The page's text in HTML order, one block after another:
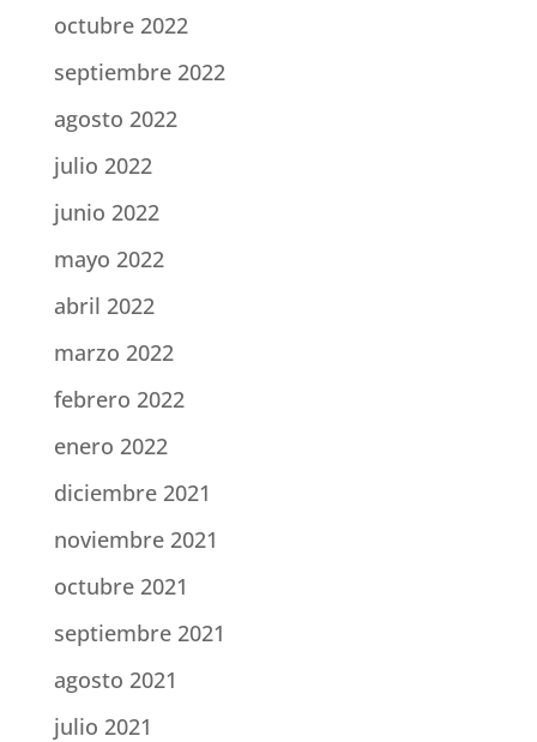
octubre 2022
septiembre 2022
agosto 2022
julio 2022
junio 2022
mayo 2022
abril 2022
marzo 2022
febrero 2022
enero 2022
diciembre 2021
noviembre 2021
octubre 2021
septiembre 2021
agosto 2021
julio 2021